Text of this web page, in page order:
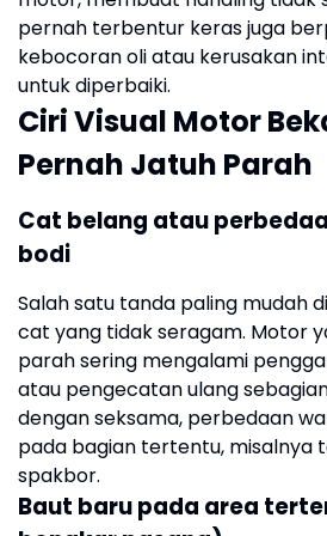
pernah terbentur keras juga
kebocoran oli atau kerusakan
untuk diperbaiki.
Ciri Visual Motor
Pernah Jatuh Parah
Cat belang atau
bodi
Salah satu tanda paling mudah
cat yang tidak seragam. Motor
parah sering mengalami
atau pengecatan ulang
dengan seksama, perbedaan
pada bagian tertentu, misalnya
spakbor.
Baut baru pada area